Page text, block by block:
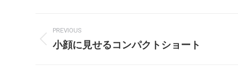
PREVIOUS
小顔に見せるコンパクトショート